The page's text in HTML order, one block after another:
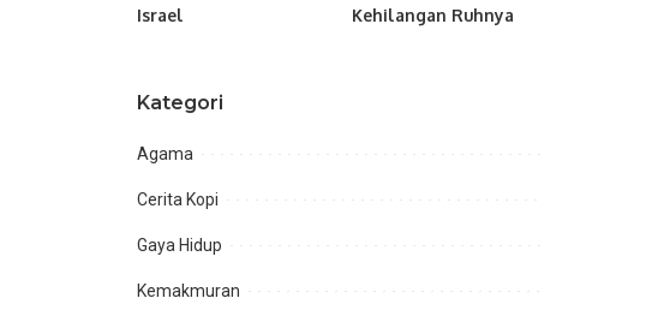
Israel
Kehilangan Ruhnya
Kategori
Agama
Cerita Kopi
Gaya Hidup
Kemakmuran